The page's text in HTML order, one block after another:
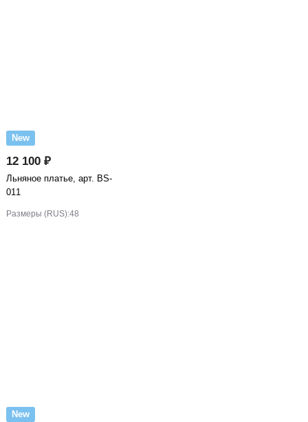
New
12 100 ₽
Льняное платье, арт. BS-
011
Размеры (RUS):48
New